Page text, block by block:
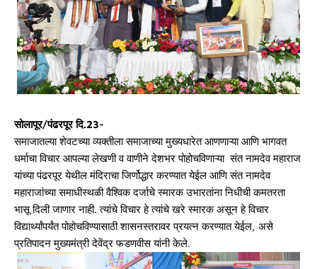
सोलापूर/पंढरपूर दि.23-
समाजातल्या शेवटच्या व्यक्तीला समाजाच्या मुख्यधारेत आणणाऱ्या आणि भागवत
धर्माचा विचार आपल्या लेखणी व वाणीने देशभर पोहोचविणाऱ्या संत नामदेव महाराज
यांच्या पंढरपूर येथील मंदिराचा जिर्णोद्धार करण्यात येईल आणि संत नामदेव
महाराजांच्या समाधीस्थळी वैश्विक दर्जाचे स्मारक उभारतांना निधीची कमतरता
भासू दिली जाणार नाही. त्यांचे विचार हे त्यांचे खरे स्मारक असून हे विचार
विद्यार्थ्यांपर्यंत पोहोचविण्यासाठी शासनस्तरावर प्रयत्न करण्यात येईल, असे
प्रतिपादन मुख्यमंत्री देवेंद्र फडणवीस यांनी केले.